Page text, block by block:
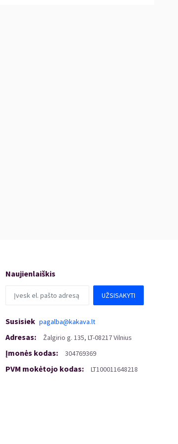
Naujienlaiškis
UŽSISAKYTI
Susisiek pagalba@kakava.lt
Adresas: Žalgirio g. 135, LT-08217 Vilnius
Įmonės kodas: 304769369
PVM mokėtojo kodas: LT100011648218